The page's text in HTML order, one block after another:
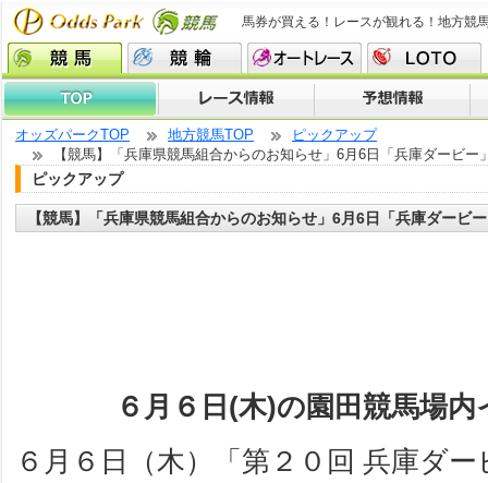
馬券が買える！レースが観れる！地方競
オッズパークTOP 地方競馬TOP
ピックアップ
【競馬】「兵庫県競馬組合からのお知らせ」6月6日「兵庫ダービ
ピックアップ
【競馬】「兵庫県競馬組合からのお知らせ」6月6日「兵庫ダービ
６月６日(木)の園田競馬場
６月６日（木）「第２０回 兵庫ダ